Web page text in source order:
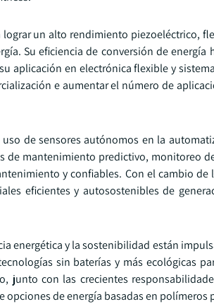
lograr un alto rendimiento piezoeléctrico,
Su eficiencia de conversión de
aplicación en electrónica flexible y
e aumentar el número de
de sensores autónomos en la
de mantenimiento predictivo, monitoreo
y confiables. Con el cambio
eficientes y autosostenibles de
energética y la sostenibilidad están
sin baterías y más ecológicas
junto con las crecientes
de energía basadas en